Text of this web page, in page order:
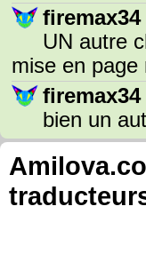
firemax34
UN autre
mise en page
firemax34
bien un